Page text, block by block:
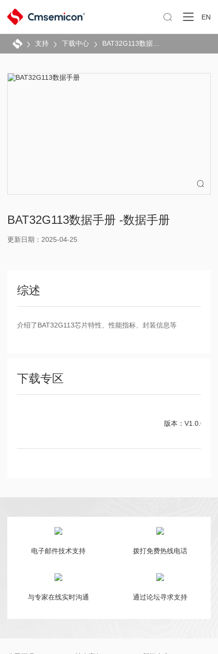
 EN
支持 下载中心

BAT32G113数据手册 -数据手册
更新日期：2025-04-25
综述
介绍了BAT32G113芯片特性、性能指标、封装信息等
下载专区
版本：V1.0.0
电子邮件技术支持 拨打免费热线电话
与专家在线实时沟通 通过论坛寻求支持